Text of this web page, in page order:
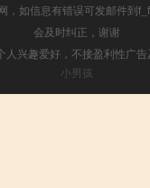
，如信息有错误可发邮件到
会及时纠正，谢谢
人兴趣爱好，不接盈利性广
小男孩